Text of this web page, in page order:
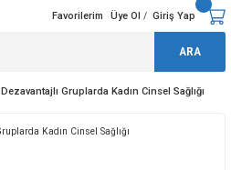
ARA
Favorilerim Üye Ol / Giriş Yap
Dezavantajlı Gruplarda Kadın Cinsel Sağlığı